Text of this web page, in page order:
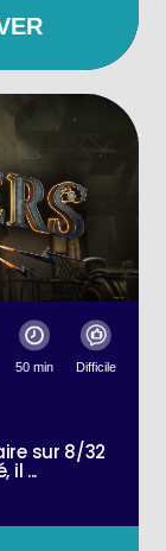
50 min Difficile
sur 8/32
il ...